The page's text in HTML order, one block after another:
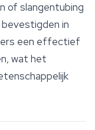
of slangentubing
in
een effectief
wat het